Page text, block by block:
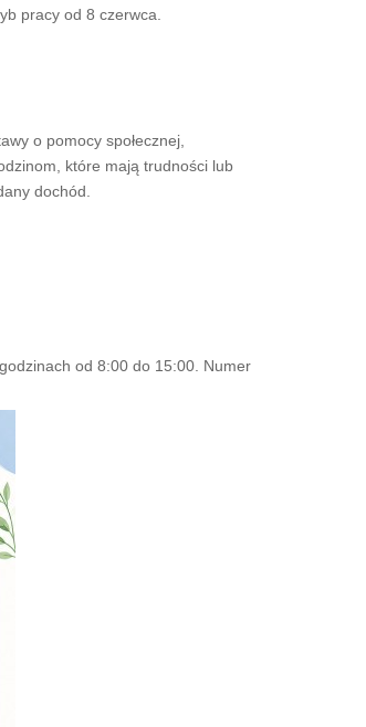
pracy od 8 czerwca.
o pomocy społecznej,
które mają trudności lub
dochód.
od 8:00 do 15:00. Numer